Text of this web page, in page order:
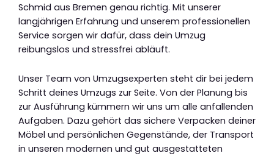
Schmid aus Bremen genau richtig. Mit unserer
langjährigen Erfahrung und unserem professionellen
Service sorgen wir dafür, dass dein Umzug
reibungslos und stressfrei abläuft.
Unser Team von Umzugsexperten steht dir bei jedem
Schritt deines Umzugs zur Seite. Von der Planung bis
zur Ausführung kümmern wir uns um alle anfallenden
Aufgaben. Dazu gehört das sichere Verpacken deiner
Möbel und persönlichen Gegenstände, der Transport
in unseren modernen und gut ausgestatteten